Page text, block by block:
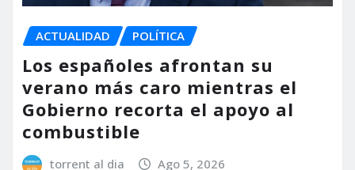
ACTUALIDAD POLÍTICA
Los españoles afrontan su
verano más caro mientras el
Gobierno recorta el apoyo al
combustible
torrent al dia Ago 5, 2026